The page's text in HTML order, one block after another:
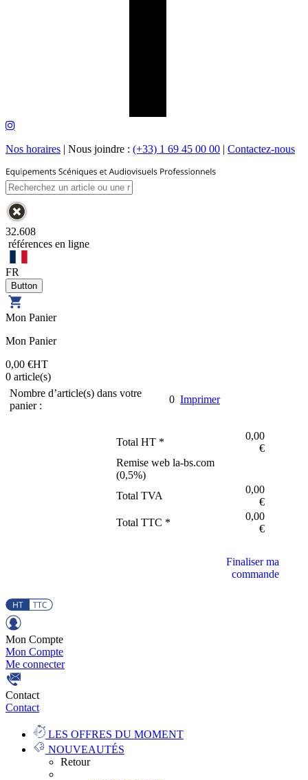
Nos horaires | Nous joindre : (+33) 1 69 45 00 00 | Contactez-nous
32.608
références en ligne
FR
Mon Panier
Mon Panier
0,00 €HT
0 article(s)
Nombre d’article(s) dans votre
panier :
0 Imprimer
Total HT *
0,00
€
Remise web la-bs.com
(0,5%)
Total TVA
0,00
€
Total TTC *
0,00
€
Finaliser ma
commande
Mon Compte
Mon Compte
Me connecter
Contact
Contact
LES OFFRES DU MOMENT
NOUVEAUTÉS
Retour